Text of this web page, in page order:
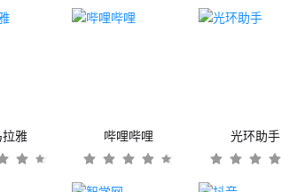
雅 哔哩哔哩 光环助手